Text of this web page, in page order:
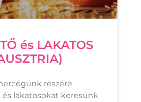
és LAKATOS
részére
lakatosokat keresünk